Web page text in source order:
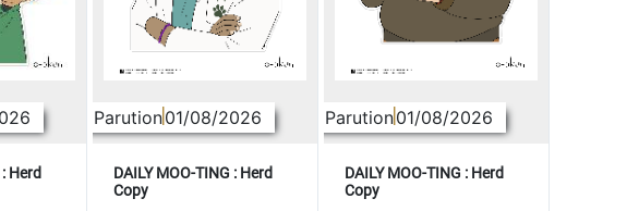
Herd
Parution01/08/2026
DAILY MOO-TING : Herd
Copy
Parution01/08/2026
DAILY MOO-TING : Herd
Copy